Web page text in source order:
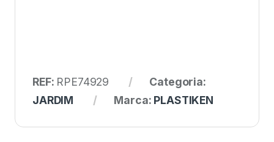
REF: RPE74929
Categoria:
JARDIM
Marca: PLASTIKEN